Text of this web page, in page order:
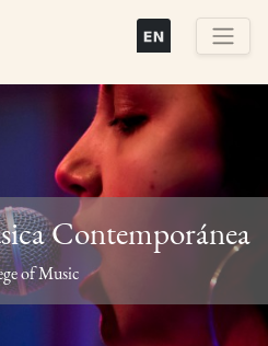
Next
Contemporánea
of Music